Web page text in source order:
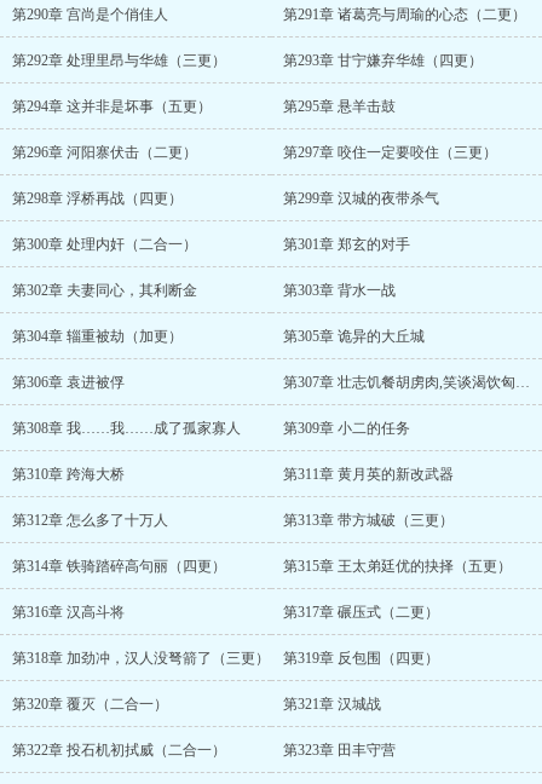
第290章 宫尚是个俏佳人 第291章 诸葛亮与周瑜的心态（二更）
第292章 处理里昂与华雄（三更） 第293章 甘宁嫌弃华雄（四更）
第294章 这并非是坏事（五更） 第295章 悬羊击鼓
第296章 河阳寨伏击（二更） 第297章 咬住一定要咬住（三更）
第298章 浮桥再战（四更） 第299章 汉城的夜带杀气
第300章 处理内奸（二合一） 第301章 郑玄的对手
第302章 夫妻同心，其利断金 第303章 背水一战
第304章 辎重被劫（加更） 第305章 诡异的大丘城
第306章 袁进被俘 第307章 壮志饥餐胡虏肉,笑谈渴饮匈奴血
第308章 我……我……成了孤家寡人 第309章 小二的任务
第310章 跨海大桥 第311章 黄月英的新改武器
第312章 怎么多了十万人 第313章 带方城破（三更）
第314章 铁骑踏碎高句丽（四更） 第315章 王太弟廷优的抉择（五更）
第316章 汉高斗将 第317章 碾压式（二更）
第318章 加劲冲，汉人没弩箭了（三更） 第319章 反包围（四更）
第320章 覆灭（二合一） 第321章 汉城战
第322章 投石机初拭威（二合一） 第323章 田丰守营